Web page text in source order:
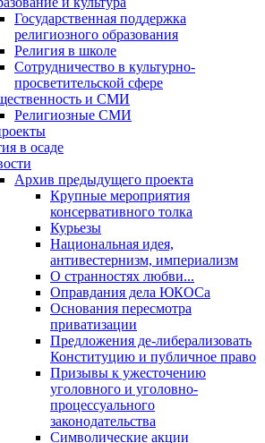
Государственная поддержка
религиозного образования
Религия в школе
Сотрудничество в культурно-
просветительской сфере
и СМИ
Религиозные СМИ
в осаде
Архив предыдущего проекта
Крупные мероприятия
консервативного толка
Курьезы
Национальная идея,
антивестернизм, империализм
О странностях любви...
Оправдания дела ЮКОСа
Основания пересмотра
приватизации
Предложения де-либерализовать
Конституцию и публичное право
Призывы к ужесточению
уголовного и уголовно-
процессуального
законодательства
Символические акции